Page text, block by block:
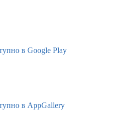
в Google Play
в AppGallery